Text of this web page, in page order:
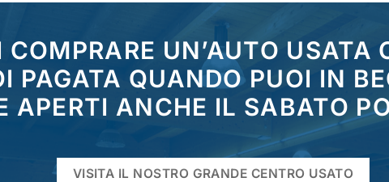
COMPRARE UN’AUTO USATA
PAGATA QUANDO PUOI IN
APERTI ANCHE IL SABATO
VISITA IL NOSTRO GRANDE CENTRO USATO